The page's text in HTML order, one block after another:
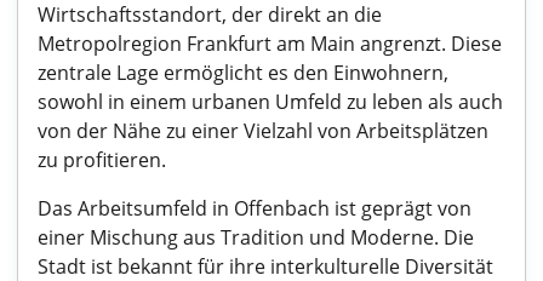
Wirtschaftsstandort, der direkt an die
Metropolregion Frankfurt am Main angrenzt. Diese
zentrale Lage ermöglicht es den Einwohnern,
sowohl in einem urbanen Umfeld zu leben als auch
von der Nähe zu einer Vielzahl von Arbeitsplätzen
zu profitieren.
Das Arbeitsumfeld in Offenbach ist geprägt von
einer Mischung aus Tradition und Moderne. Die
Stadt ist bekannt für ihre interkulturelle Diversität